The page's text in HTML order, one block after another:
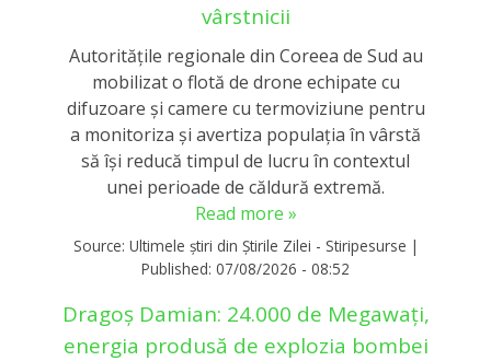
vârstnicii
Autoritățile regionale din Coreea de Sud au
mobilizat o flotă de drone echipate cu
difuzoare și camere cu termoviziune pentru
a monitoriza și avertiza populația în vârstă
să își reducă timpul de lucru în contextul
unei perioade de căldură extremă.
Read more »
Source: Ultimele știri din Știrile Zilei - Stiripesurse |
Published: 07/08/2026 - 08:52
Dragoș Damian: 24.000 de Megawați,
energia produsă de explozia bombei